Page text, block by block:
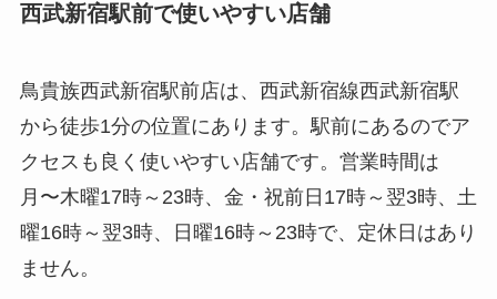
西武新宿駅前で使いやすい店舗
鳥貴族西武新宿駅前店は、西武新宿線西武新宿駅
から徒歩1分の位置にあります。駅前にあるのでア
クセスも良く使いやすい店舗です。営業時間は
月〜木曜17時～23時、金・祝前日17時～翌3時、土
曜16時～翌3時、日曜16時～23時で、定休日はあり
ません。